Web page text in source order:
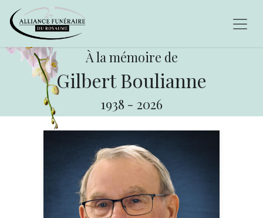
À la mémoire de
Gilbert Boulianne
1938 - 2026